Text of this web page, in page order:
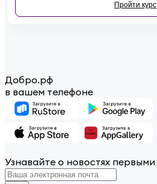
Пройти курс
Добро.рф
в вашем телефоне
Узнавайте о новостях первыми